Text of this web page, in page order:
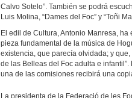
Calvo Sotelo”. También se podrá
Luis Molina, “Dames del Foc” y “Toñi
El edil de Cultura, Antonio Manresa,
pieza fundamental de la música de
existencia, que parecía olvidada; y
de las Belleas del Foc adulta e
una de las comisiones recibirá una
La presidenta de la Federació de les